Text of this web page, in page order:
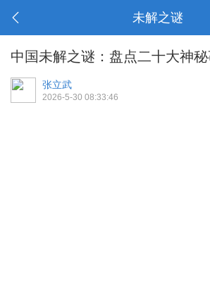
未解之谜
中国未解之谜：盘点二十大神
张立武
2026-5-30 08:33:46